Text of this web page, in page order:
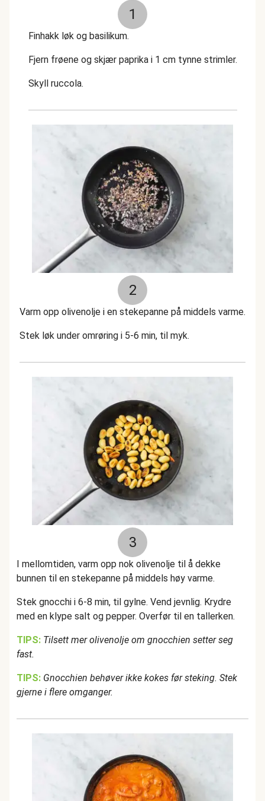
1
Finhakk løk og basilikum.
Fjern frøene og skjær paprika i 1 cm tynne strimler.
Skyll ruccola.
2
Varm opp olivenolje i en stekepanne på middels varme.
Stek løk under omrøring i 5-6 min, til myk.
3
I mellomtiden, varm opp nok olivenolje til å dekke
bunnen til en stekepanne på middels høy varme.
Stek gnocchi i 6-8 min, til gylne. Vend jevnlig. Krydre
med en klype salt og pepper. Overfør til en tallerken.
TIPS: Tilsett mer olivenolje om gnocchien setter seg
fast.
TIPS: Gnocchien behøver ikke kokes før steking. Stek
gjerne i flere omganger.